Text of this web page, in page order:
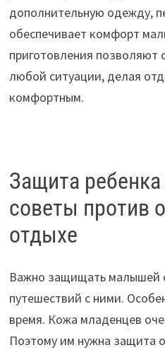
дополнительную одежду,
обеспечивает комфорт
приготовления позволяют
любой ситуации, делая
комфортным.
Защита
советы против
отдыхе
Важно защищать малышей
путешествий с ними.
время. Кожа младенцев
Поэтому им нужна защита